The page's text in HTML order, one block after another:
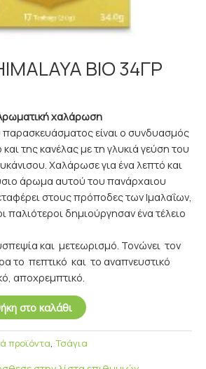
ΒΙΟ 34ΓΡ
χαλάρωση
είναι ο συνδυασμός
και της κανέλας με τη γλυκιά γεύση του
Χαλάρωσε για ένα λεπτό και
άρωμα αυτού του πανάρχαιου
στους πρόποδες των Ιμαλαΐων,
παλιότεροι δημιούργησαν ένα τέλειο
και μετεωρισμό. Τονώνει τον
το πεπτικό και το αναπνευστικό
αποχρεμπτικό.
στο καλάθι
προϊόντα, Τσάγια